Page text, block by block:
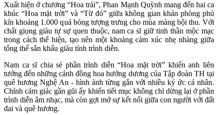
Xuất hiện ở chương “Hoa trái”, Phan Mạnh Quỳnh mang đến hai ca
khúc “Hoa mặt trời” và “Từ đó” giữa không gian khán phòng phủ
kín khoảng 1.000 quả bóng tượng trưng cho mùa màng bội thu. Với
chất giọng giàu tự sự quen thuộc, nam ca sĩ giữ tinh thần mộc mạc
trong cách thể hiện, tạo nên một khoảng cảm xúc nhẹ nhàng giữa
tổng thể sân khấu giàu tính trình diễn.
Nam ca sĩ chia sẻ phần trình diễn “Hoa mặt trời” khiến anh liên
tưởng đến những cánh đồng hoa hướng dương của Tập đoàn TH tại
quê hương Nghệ An - hình ảnh từng gắn với nhiều ký ức cá nhân.
Chính cảm giác gần gũi ấy khiến tiết mục không chỉ dừng lại ở phần
trình diễn âm nhạc, mà còn gợi mở sự kết nối giữa con người với đất
đai và quê hương.